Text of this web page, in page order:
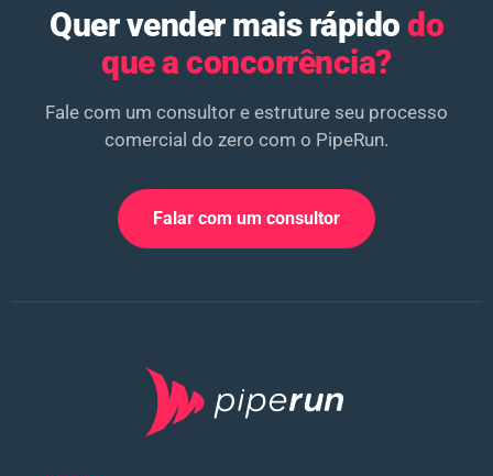
Quer vender mais rápido do
que a concorrência?
Fale com um consultor e estruture seu processo
comercial do zero com o PipeRun.
Falar com um consultor